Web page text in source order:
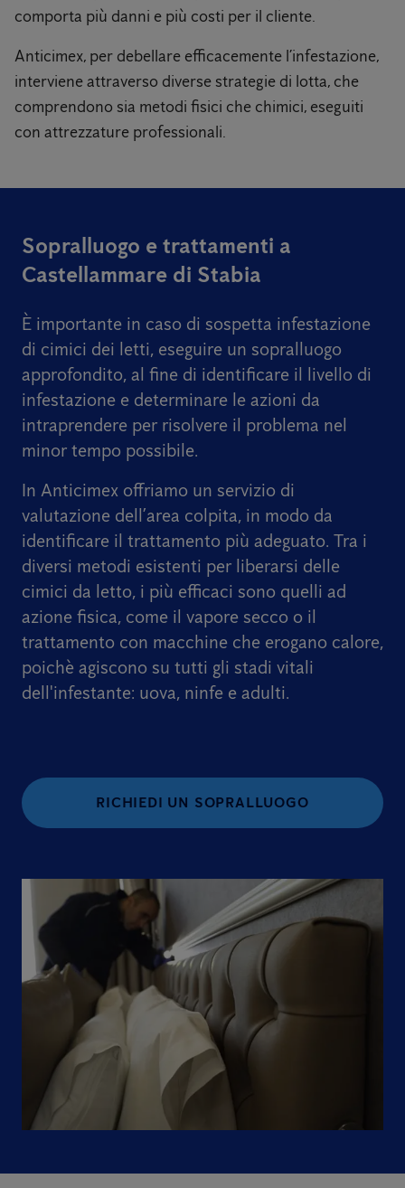
comporta più danni e più costi per il cliente.
Anticimex, per debellare efficacemente l’infestazione,
interviene attraverso diverse strategie di lotta, che
comprendono sia metodi fisici che chimici, eseguiti
con attrezzature professionali.
Sopralluogo e trattamenti a
Castellammare di Stabia
È importante in caso di sospetta infestazione
di cimici dei letti, eseguire un sopralluogo
approfondito, al fine di identificare il livello di
infestazione e determinare le azioni da
intraprendere per risolvere il problema nel
minor tempo possibile.
In Anticimex offriamo un servizio di
valutazione dell’area colpita, in modo da
identificare il trattamento più adeguato. Tra i
diversi metodi esistenti per liberarsi delle
cimici da letto, i più efficaci sono quelli ad
azione fisica, come il vapore secco o il
trattamento con macchine che erogano calore,
poichè agiscono su tutti gli stadi vitali
dell'infestante: uova, ninfe e adulti.
RICHIEDI UN SOPRALLUOGO